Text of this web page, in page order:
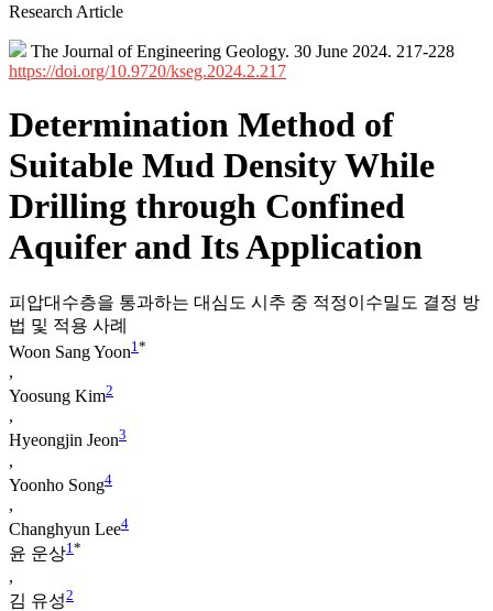
Research Article
The Journal of Engineering Geology. 30 June 2024. 217-228
https://doi.org/10.9720/kseg.2024.2.217
Determination Method of
Suitable Mud Density While
Drilling through Confined
Aquifer and Its Application
피압대수층을 통과하는 대심도 시추 중 적정이수밀도 결정 방
법 및 적용 사례
Woon Sang Yoon1 *
,
Yoosung Kim2
,
Hyeongjin Jeon3
,
Yoonho Song4
,
Changhyun Lee4
윤 운상1*
,
김 유성2